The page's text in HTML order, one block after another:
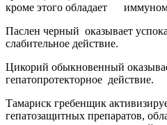
кроме этого обладает
Паслен черный оказывает
слабительное действие.
Цикорий обыкновенный
гепатопротекторное действие.
Тамариск гребенщик
гепатозащитных препаратов,